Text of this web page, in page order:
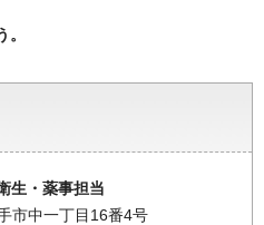
生・薬事担当
市中一丁目16番4号